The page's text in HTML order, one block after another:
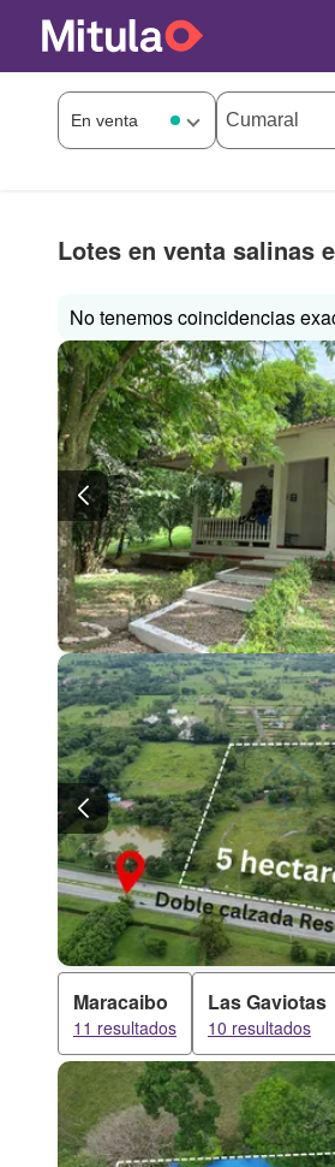
Lotes en venta salinas
No tenemos coincidencias
Maracaibo
11 resultados
Las Gaviotas
10 resultados